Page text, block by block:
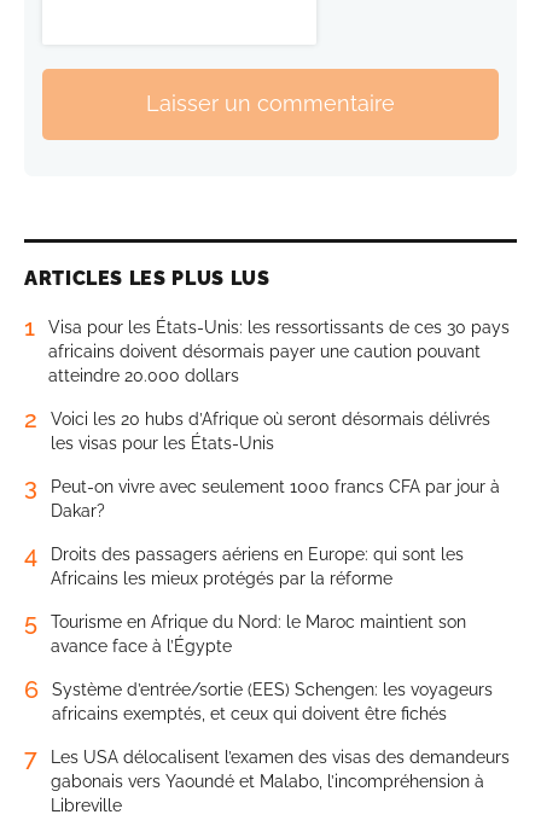
Laisser un commentaire
ARTICLES LES PLUS LUS
1
Visa pour les États-Unis: les ressortissants de ces 30 pays
africains doivent désormais payer une caution pouvant
atteindre 20.000 dollars
2
Voici les 20 hubs d’Afrique où seront désormais délivrés
les visas pour les États-Unis
3
Peut-on vivre avec seulement 1000 francs CFA par jour à
Dakar?
4
Droits des passagers aériens en Europe: qui sont les
Africains les mieux protégés par la réforme
5
Tourisme en Afrique du Nord: le Maroc maintient son
avance face à l’Égypte
6
Système d’entrée/sortie (EES) Schengen: les voyageurs
africains exemptés, et ceux qui doivent être fichés
7
Les USA délocalisent l’examen des visas des demandeurs
gabonais vers Yaoundé et Malabo, l’incompréhension à
Libreville